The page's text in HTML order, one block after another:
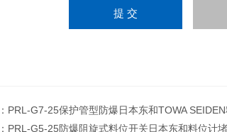
PRL-G7-25保护管型防爆日本东和TOWA
PRL-G5-25防爆阻旋式料位开关日本东和料位计